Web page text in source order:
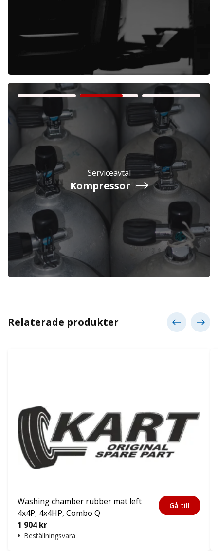
Företag Exkl. moms
Privatperson Inkl. moms
Serviceavtal
Kompressor
Relaterade produkter
Washing chamber rubber mat left
4x4P, 4x4HP, Combo Q
1 904kr
Beställningsvara
Gå till